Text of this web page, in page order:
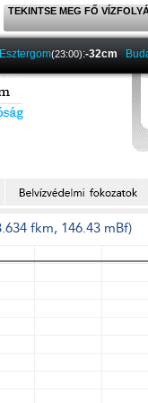
TEKINTSE MEG FŐ
Esztergom(23:00):-32cm